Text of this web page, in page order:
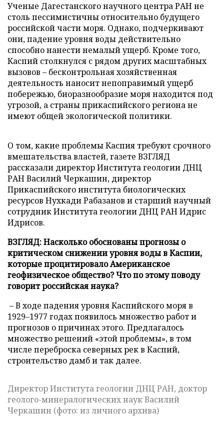
Ученые Дагестанского научного центра РАН не
столь пессимистичны относительно будущего
российской части моря. Однако, подчеркивают
они, падение уровня воды действительно
способно нанести немалый ущерб. Кроме того,
Каспий столкнулся с рядом других масштабных
вызовов – бесконтрольная хозяйственная
деятельность наносит непоправимый ущерб
побережью, биоразнообразие моря находится под
угрозой, а страны прикаспийского региона не
имеют общей экологической политики.
О том, какие проблемы Каспия требуют срочного
вмешательства властей, газете ВЗГЛЯД
рассказали директор Института геологии ДНЦ
РАН Василий Черкашин, директор
Прикаспийского института биологических
ресурсов Нухкади Рабазанов и старший научный
сотрудник Института геологии ДНЦ РАН Идрис
Идрисов.
ВЗГЛЯД: Насколько обоснованы прогнозы о
критическом снижении уровня воды в Каспии,
которые процитировало Американское
геофизическое общество? Что по этому поводу
говорит российская наука?
– В ходе падения уровня Каспийского моря в
1929–1977 годах появилось множество работ и
прогнозов о причинах этого. Предлагалось
множество решений «этой проблемы», в том
числе переброска северных рек в Каспий,
строительство дамб и так далее.
Директор Института геологии ДНЦ РАН, доктор
геолого-минералогических наук Василий
Черкашин (фото: из личного архива)